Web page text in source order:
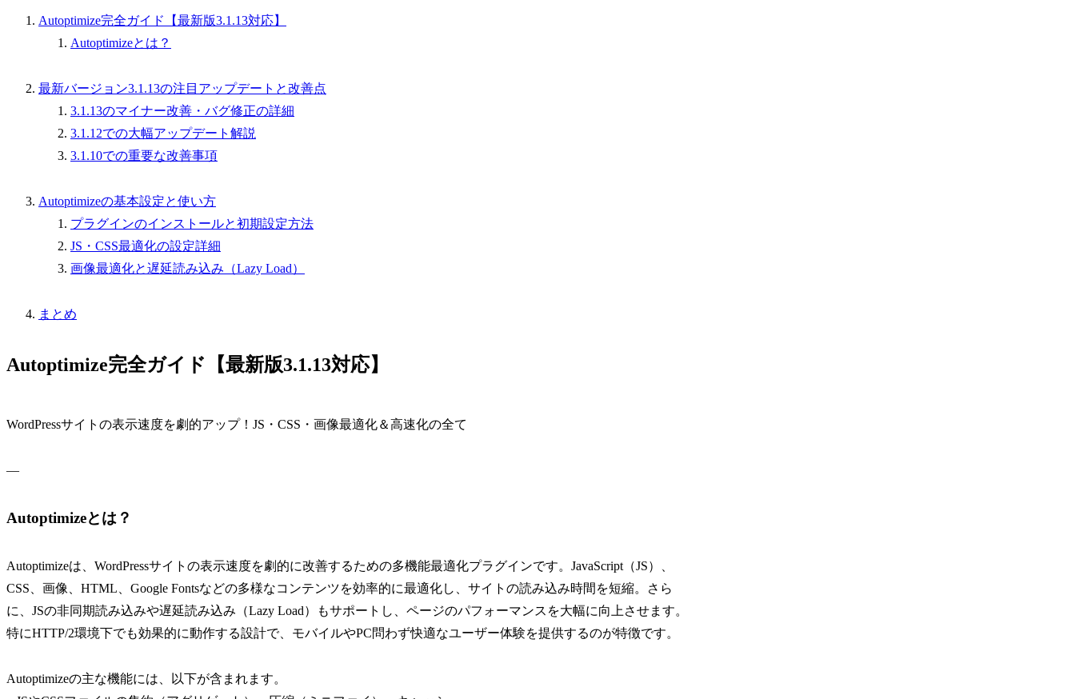
Autoptimize完全ガイド【最新版3.1.13対応】
Autoptimizeとは？
最新バージョン3.1.13の注目アップデートと改善点
3.1.13のマイナー改善・バグ修正の詳細
3.1.12での大幅アップデート解説
3.1.10での重要な改善事項
Autoptimizeの基本設定と使い方
プラグインのインストールと初期設定方法
JS・CSS最適化の設定詳細
画像最適化と遅延読み込み（Lazy Load）
まとめ
Autoptimize完全ガイド【最新版3.1.13対応】
WordPressサイトの表示速度を劇的アップ！JS・CSS・画像最適化＆高速化の全て
—
Autoptimizeとは？
Autoptimizeは、WordPressサイトの表示速度を劇的に改善するための多機能最適化プラグインです。JavaScript（JS）、
CSS、画像、HTML、Google Fontsなどの多様なコンテンツを効率的に最適化し、サイトの読み込み時間を短縮。さら
に、JSの非同期読み込みや遅延読み込み（Lazy Load）もサポートし、ページのパフォーマンスを大幅に向上させます。
特にHTTP/2環境下でも効果的に動作する設計で、モバイルやPC問わず快適なユーザー体験を提供するのが特徴です。
Autoptimizeの主な機能には、以下が含まれます。